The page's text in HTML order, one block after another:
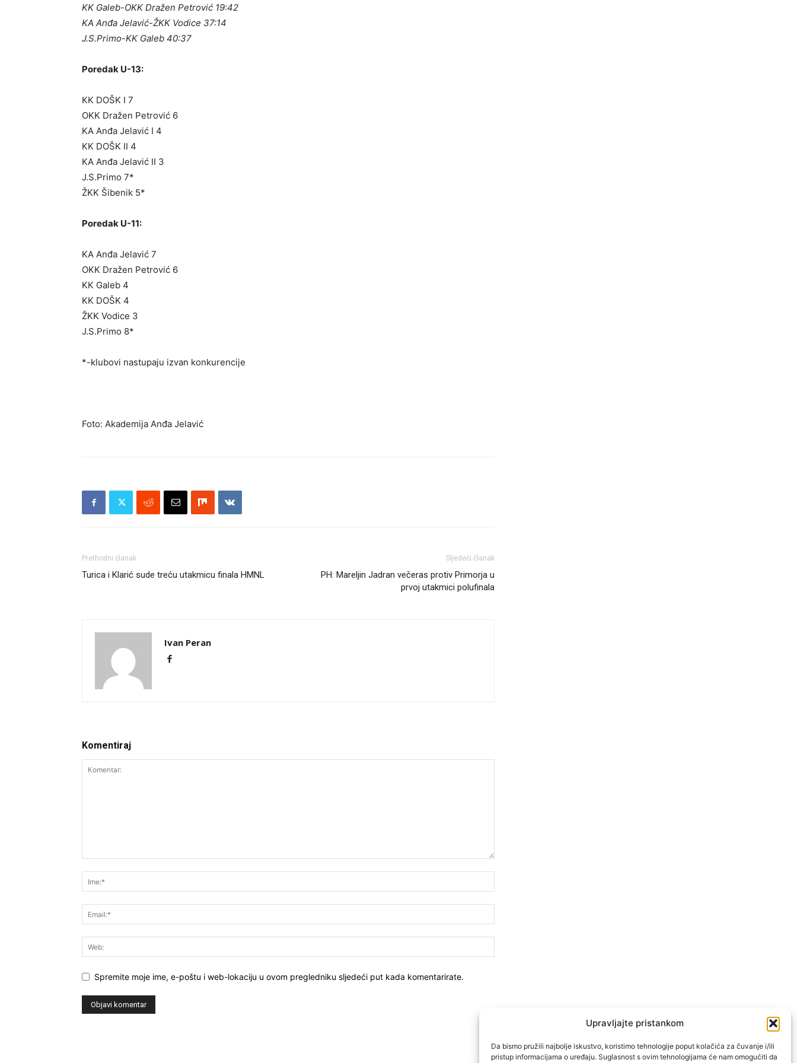
Upravljajte pristankom
Da bismo pružili najbolje iskustvo, koristimo tehnologije poput kolačića za čuvanje i/ili
pristup informacijama o uređaju. Suglasnost s ovim tehnologijama će nam omogućiti da
KK Galeb-OKK Dražen Petrović 19:42
KA Anđa Jelavić-ŽKK Vodice 37:14
J.S.Primo-KK Galeb 40:37
Poredak U-13:
KK DOŠK I 7
OKK Dražen Petrović 6
KA Anđa Jelavić I 4
KK DOŠK II 4
KA Anđa Jelavić II 3
J.S.Primo 7*
ŽKK Šibenik 5*
Poredak U-11:
KA Anđa Jelavić 7
OKK Dražen Petrović 6
KK Galeb 4
KK DOŠK 4
ŽKK Vodice 3
J.S.Primo 8*
*-klubovi nastupaju izvan konkurencije
Foto: Akademija Anđa Jelavić
Prethodni članak
Turica i Klarić sude treću utakmicu finala HMNL
Sljedeći članak
PH: Mareljin Jadran večeras protiv Primorja u
prvoj utakmici polufinala
Ivan Peran
Komentiraj
Spremite moje ime, e-poštu i web-lokaciju u ovom pregledniku sljedeći put kada komentarirate.